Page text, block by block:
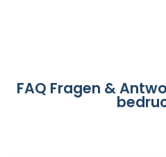
FAQ Fragen &